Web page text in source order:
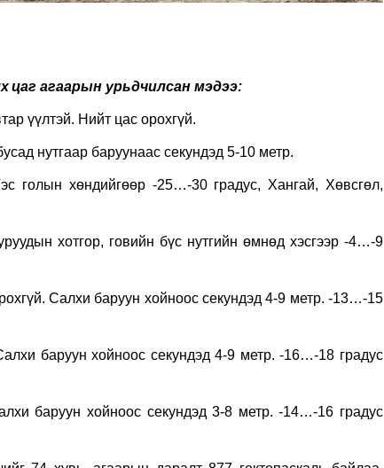
цаг агаарын урьдчилсан мэдээ:
үүлтэй. Нийт цас орохгүй.
нутгаар баруунаас секундэд 5-10 метр.
голын хөндийгөөр -25…-30 градус, Хангай, Хөвсгөл,
хотгор, говийн бүс нутгийн өмнөд хэсгээр -4…-9
Салхи баруун хойноос секундэд 4-9 метр. -13…-15
баруун хойноос секундэд 4-9 метр. -16…-18 градус
баруун хойноос секундэд 3-8 метр. -14…-16 градус